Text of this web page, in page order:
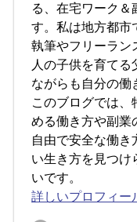
る、在宅ワーク
す。私は地方都市
執筆やフリーラン
人の子供を育てる
ながらも自分の働
このブログでは、
める働き方や副業
自由で安全な働き
い生き方を見つけ
いです。
詳しいプロフィー